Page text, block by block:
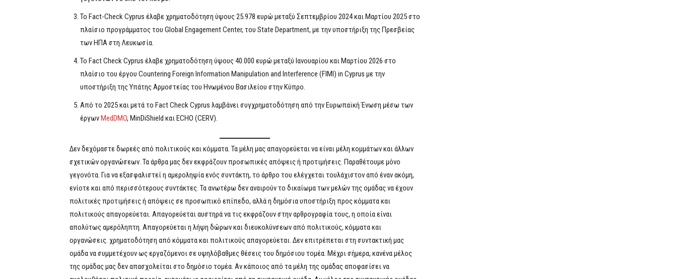
Το Fact-Check Cyprus έλαβε χρηματοδότηση ύψους 25.978 ευρώ μεταξύ Σεπτεμβρίου 2024 και Μαρτίου 2025 στο
πλαίσιο προγράμματος του Global Engagement Center, του State Department, με την υποστήριξη της Πρεσβείας
των ΗΠΑ στη Λευκωσία.
Το Fact Check Cyprus έλαβε χρηματοδότηση ύψους 40.000 ευρώ μεταξύ Ιανουαρίου και Μαρτίου 2026 στο
πλαίσιο του έργου Countering Foreign Information Manipulation and Interference (FIMI) in Cyprus με την
υποστήριξη της Υπάτης Αρμοστείας του Ηνωμένου Βασιλείου στην Κύπρο.
Από το 2025 και μετά το Fact Check Cyprus λαμβάνει συγχρηματοδότηση από την Ευρωπαϊκή Ένωση μέσω των
έργωνMedDMO, MinDiShield και ECHO (CERV).
Δεν δεχόμαστε δωρεές από πολιτικούς και κόμματα. Τα μέλη μας απαγορεύεται να είναι μέλη κομμάτων και άλλων
σχετικών οργανώσεων. Τα άρθρα μας δεν εκφράζουν προσωπικές απόψεις ή προτιμήσεις. Παραθέτουμε μόνο
γεγονότα. Για να εξασφαλιστεί η αμεροληψία ενός συντάκτη, το άρθρο του ελέγχεται τουλάχιστον από έναν ακόμη,
ενίοτε και από περισσότερους συντάκτες. Τα ανωτέρω δεν αναιρούν το δικαίωμα των μελών της ομάδας να έχουν
πολιτικές προτιμήσεις ή απόψεις σε προσωπικό επίπεδο, αλλά η δημόσια υποστήριξη προς κόμματα και
πολιτικούς απαγορεύεται. Απαγορεύεται αυστηρά να τις εκφράζουν στην αρθρογραφία τους, η οποία είναι
απολύτως αμερόληπτη. Απαγορεύεται η λήψη δώρων και διευκολύνσεων από πολιτικούς, κόμματα και
οργανώσεις. χρηματοδότηση από κόμματα και πολιτικούς απαγορεύεται. Δεν επιτρέπεται στη συντακτική μας
ομάδα να συμμετέχουν ως εργαζόμενοι σε υψηλόβαθμες θέσεις του δημόσιου τομέα. Μέχρι σήμερα, κανένα μέλος
της ομάδας μας δεν απασχολείται στο δημόσιο τομέα. Αν κάποιος από τα μέλη της ομάδας αποφασίσει να